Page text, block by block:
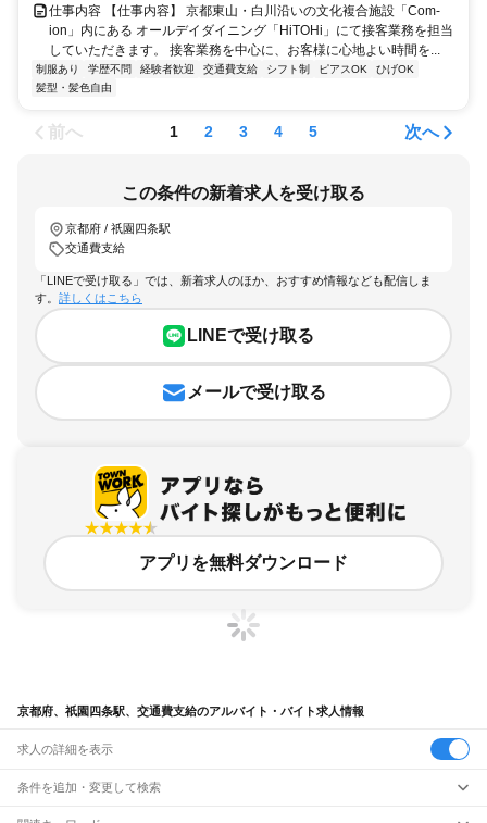
仕事内容 【仕事内容】 京都東山・白川沿いの文化複合施設「Com-
ion」内にある オールデイダイニング「HiTOHi」にて接客業務を担当
していただきます。 接客業務を中心に、お客様に心地よい時間を...
制服あり 学歴不問 経験者歓迎 交通費支給 シフト制 ピアスOK
ひげOK
髪型・髪色自由
前へ 1 2 3 4 5 次へ
この条件の新着求人を受け取る
京都府 / 祇園四条駅
交通費支給
「LINEで受け取る」では、新着求人のほか、おすすめ情報なども配信しま
す。 詳しくはこちら
LINEで受け取る
メールで受け取る
アプリを無料ダウンロード
京都府、祇園四条駅、交通費支給のアルバイト・バイト求人情報
求人の詳細を表示
条件を追加・変更して検索